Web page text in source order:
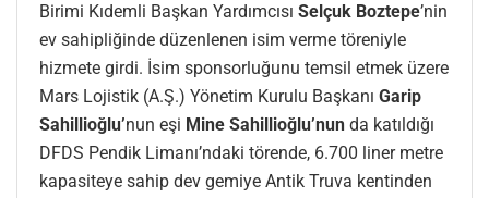
Birimi Kıdemli Başkan Yardımcısı Selçuk Boztepe’nin
ev sahipliğinde düzenlenen isim verme töreniyle
hizmete girdi. İsim sponsorluğunu temsil etmek üzere
Mars Lojistik (A.Ş.) Yönetim Kurulu Başkanı Garip
Sahillioğlu’nun eşi Mine Sahillioğlu’nun da katıldığı
DFDS Pendik Limanı’ndaki törende, 6.700 liner metre
kapasiteye sahip dev gemiye Antik Truva kentinden